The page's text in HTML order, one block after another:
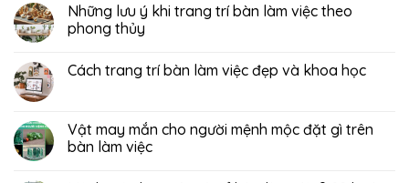
Những lưu ý khi trang trí bàn làm việc theo
phong thủy
Cách trang trí bàn làm việc đẹp và khoa học
Vật may mắn cho người mệnh mộc đặt gì trên
bàn làm việc